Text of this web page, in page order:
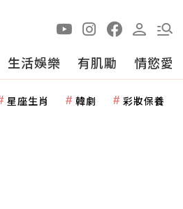
生活娛樂 有肌勵 情慾愛
星座生肖 韓劇 彩妝保養